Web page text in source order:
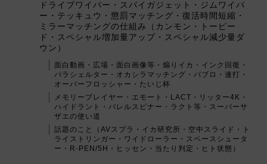
ドライブワイパー・スパイガジェット・ジムワイパ
ー・テッキュウ・懲罰マッチング・復活時間短縮・
ミラーマッチングの仕組み（カンモン・トーピー
ド・スペシャル増加量アップ・スペシャル減少量ダ
ウン）
面白動画・広場・面白画像等・煽りイカ・インク回復・
パラシェルター・オカシラマッチング・パブロ・連打・
オーバーフロッシャー・たいじ杯
メモリープレイヤー・エモート・LACT・リッター4K・
ハイドラント・バレルスピナー・ラクト等・スーパーサ
ザエの使い道
話題のこと（AVスプラ・イカ研究所・空中スライド・ト
ライストリンガー・ワイドローラー・スペースシュータ
ー・R-PEN/5H・ヒッセン・当たり判定・ヒト状態）